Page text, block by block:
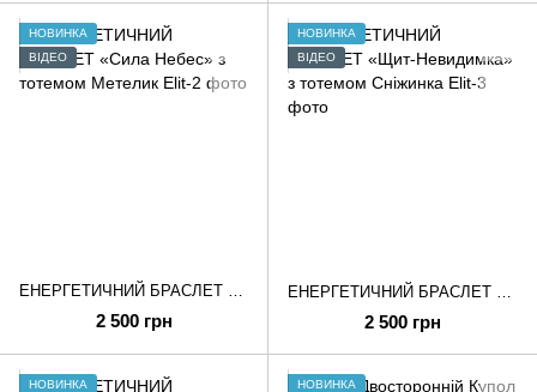
НОВИНКА
ВІДЕО
ЕНЕРГЕТИЧНИЙ БРАСЛЕТ «Сила Небес» з тотемом Метелик
2 500 грн
НОВИНКА
ВІДЕО
ЕНЕРГЕТИЧНИЙ БРАСЛЕТ «Щит-Невидимка» з тотемом Сніжинка
2 500 грн
НОВИНКА
НОВИНКА